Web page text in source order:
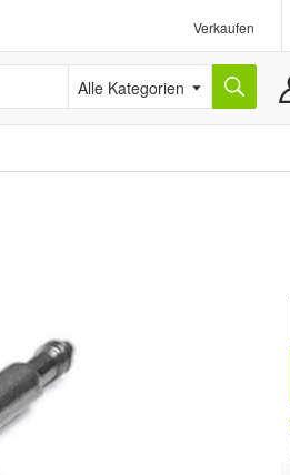
Verkaufen
Alle Kategorien